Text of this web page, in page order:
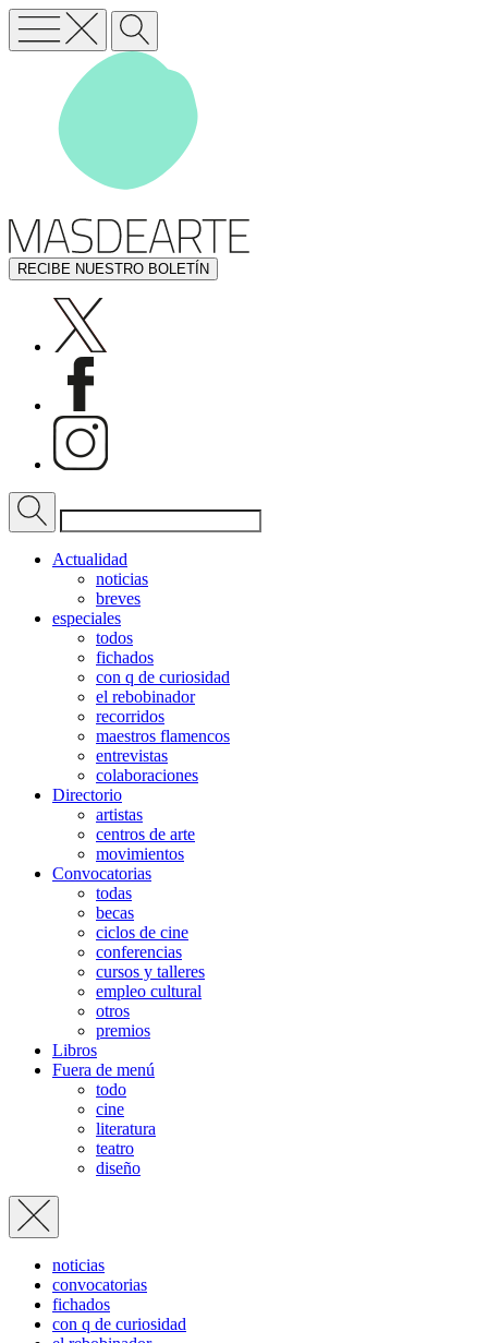
RECIBE NUESTRO BOLETÍN
Actualidad
noticias
breves
especiales
todos
fichados
con q de curiosidad
el rebobinador
recorridos
maestros flamencos
entrevistas
colaboraciones
Directorio
artistas
centros de arte
movimientos
Convocatorias
todas
becas
ciclos de cine
conferencias
cursos y talleres
empleo cultural
otros
premios
Libros
Fuera de menú
todo
cine
literatura
teatro
diseño
noticias
convocatorias
fichados
con q de curiosidad